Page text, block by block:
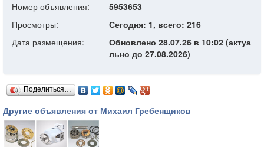
Номер объявления:
5953653
Просмотры:
Сегодня: 1, всего: 216
Дата размещения:
Обновлено 28.07.26 в 10:02 (актуа
льно до 27.08.2026)
Поделиться…
Другие объявления от Михаил Гребенщиков